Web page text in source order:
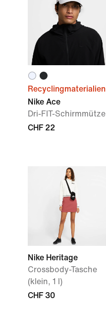
Recyclingmaterialien
Nike Ace
Dri-FIT-Schirmmütze
CHF 22
Nike Heritage
Crossbody-Tasche
(klein, 1 l)
CHF 30